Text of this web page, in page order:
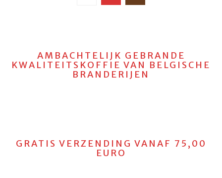
AMBACHTELIJK GEBRANDE
KWALITEITSKOFFIE VAN BELGISCHE
BRANDERIJEN
GRATIS VERZENDING VANAF 75,00
EURO